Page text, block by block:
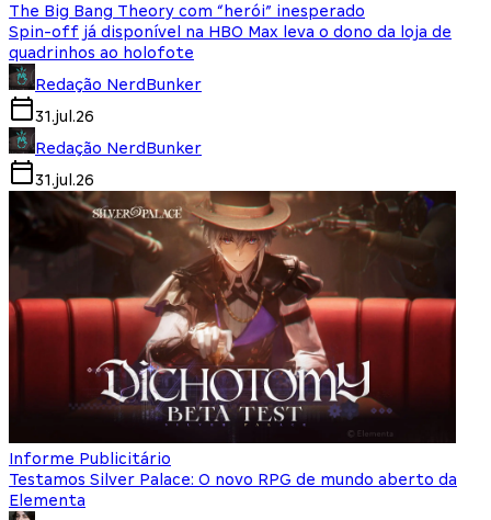
The Big Bang Theory com “herói” inesperado
Spin-off já disponível na HBO Max leva o dono da loja de
quadrinhos ao holofote
Redação NerdBunker
31.jul.26
Redação NerdBunker
31.jul.26
Informe Publicitário
Testamos Silver Palace: O novo RPG de mundo aberto da
Elementa